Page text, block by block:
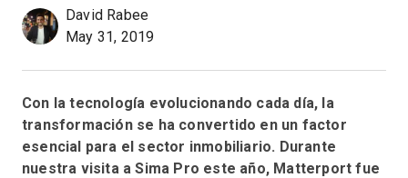
Contacto
Iniciar sesión
Prueba gratuita
David Rabee
May 31, 2019
Con la tecnología evolucionando cada día, la
transformación se ha convertido en un factor
esencial para el sector inmobiliario. Durante
nuestra visita a Sima Pro este año, Matterport fue